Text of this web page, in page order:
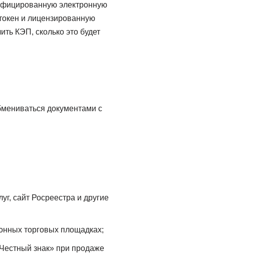
электронную
и лицензированную
КЭП, сколько это будет
документами с
сайт Росреестра и другие
торговых площадках;
знак» при продаже